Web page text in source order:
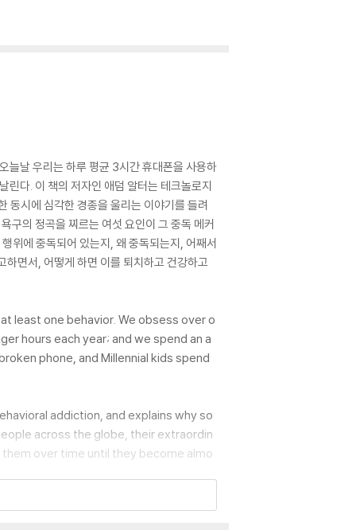
늘날 우리는 하루 평균 3시간 휴대폰을 사용하
린다. 이 책의 저자인 애덤 알터는 테크놀로지
동시에 심각한 경종을 울리는 이야기를 들려
구의 정곡을 찌르는 여섯 요인이 그 중독 메커
위에 중독되어 있는지, 왜 중독되는지, 어째서
하면서, 어떻게 하면 이를 퇴치하고 건강하고
least one behavior. We obsess over o
hours each year; and we spend an a
phone, and Millennial kids spend
addiction, and explains why so
across the globe, their extraordin
over time until they become almo
to improve how we communicate